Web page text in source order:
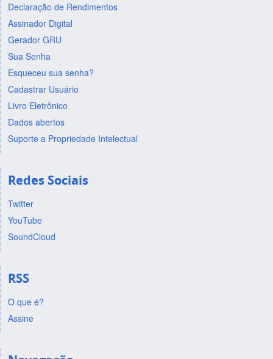
Declaração de Rendimentos
Assinador Digital
Gerador GRU
Sua Senha
Esqueceu sua senha?
Cadastrar Usuário
Livro Eletrônico
Dados abertos
Suporte a Propriedade Intelectual
Redes Sociais
Twitter
YouTube
SoundCloud
RSS
O que é?
Assine